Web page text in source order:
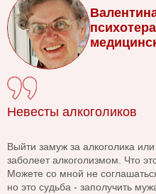
Невесты алкоголиков
Выйти замуж за алкоголика
заболеет алкоголизмом. Что
Можете со мной не
но это судьба - заполучить